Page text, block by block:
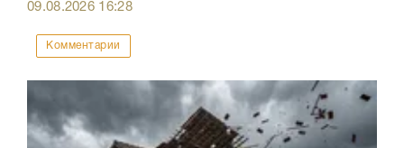
09.08.2026 16:28
Комментарии